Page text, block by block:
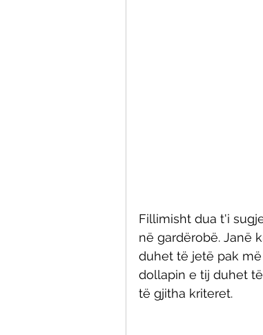
Fillimisht dua t'i
në gardërobë. Janë
duhet të jetë pak
dollapin e tij duhet
të gjitha kriteret.